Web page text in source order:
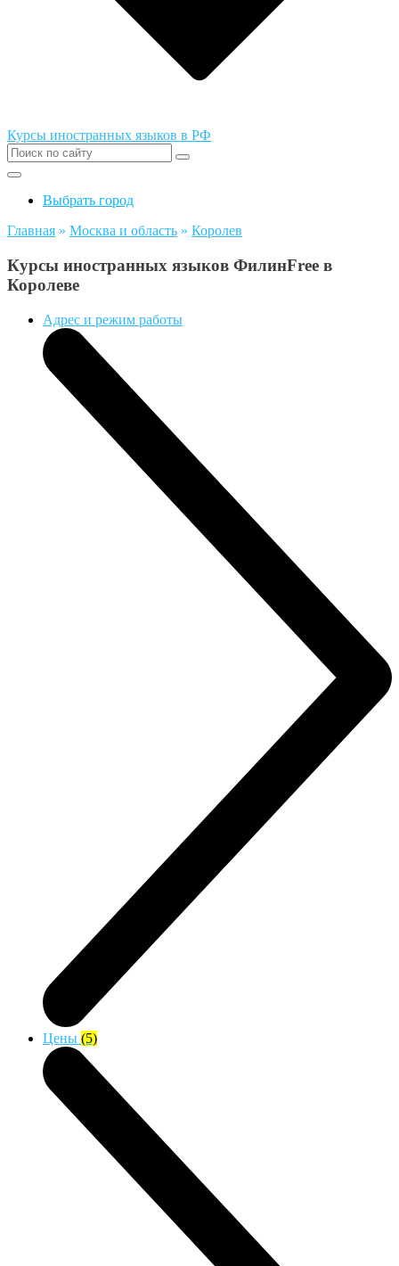
Курсы иностранных языков в РФ
Выбрать город
Главная » Москва и область » Королев
Курсы иностранных языков ФилинFree в
Королеве
Адрес и режим работы
Цены (5)